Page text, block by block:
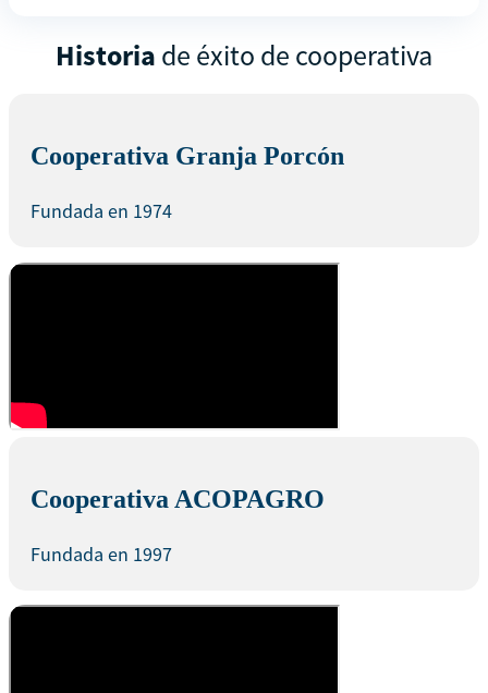
Historia de éxito de cooperativa
Cooperativa Granja Porcón
Fundada en 1974
Cooperativa ACOPAGRO
Fundada en 1997